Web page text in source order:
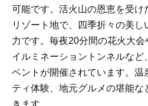
可能です。活火山の恩恵を受け
リゾート地で、四季折々の美
力です。毎夜20分間の花火大会
イルミネーショントンネルなど
ベントが開催されています。温
ティ体験、地元グルメの堪能